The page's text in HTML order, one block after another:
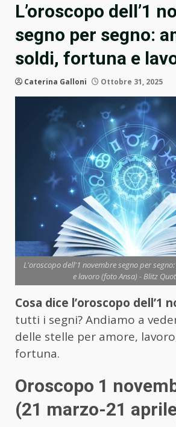
L’oroscopo dell’1
segno per segno:
soldi, fortuna e
Caterina Galloni Ottobre 31, 2025
L'oroscopo dell'1 novembre segno per
e lavoro (foto Ansa) - Blitz
Cosa dice l’oroscopo dell’1
tutti i segni? Andiamo a
delle stelle per amore,
fortuna.
Oroscopo 1
(21 marzo-21